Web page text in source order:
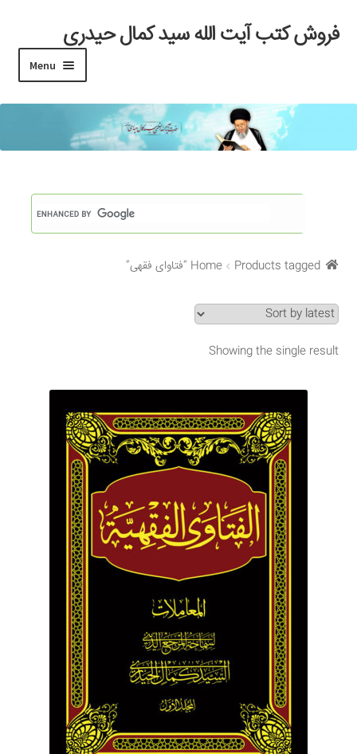
Skip
to
Skip
to
فروش کتب آیت الله سید کمال حیدری
Menu
خانه
#97 (بدون عنوان)
Checkout
My account
Search Results
Shop
برگه نمونه
تماس با ما
ثبت شکایات
حساب کاربری من
سبد خرید
Home Products tagged “فتاوای فقهی”
Showing the single result